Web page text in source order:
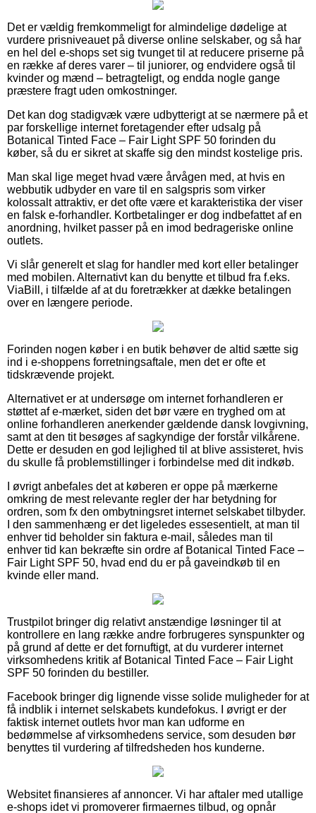
Det er vældig fremkommeligt for almindelige dødelige at
vurdere prisniveauet på diverse online selskaber, og så har
en hel del e-shops set sig tvunget til at reducere priserne på
en række af deres varer – til juniorer, og endvidere også til
kvinder og mænd – betragteligt, og endda nogle gange
præstere fragt uden omkostninger.
Det kan dog stadigvæk være udbytterigt at se nærmere på et
par forskellige internet foretagender efter udsalg på
Botanical Tinted Face – Fair Light SPF 50 forinden du
køber, så du er sikret at skaffe sig den mindst kostelige pris.
Man skal lige meget hvad være årvågen med, at hvis en
webbutik udbyder en vare til en salgspris som virker
kolossalt attraktiv, er det ofte være et karakteristika der viser
en falsk e-forhandler. Kortbetalinger er dog indbefattet af en
anordning, hvilket passer på en imod bedrageriske online
outlets.
Vi slår generelt et slag for handler med kort eller betalinger
med mobilen. Alternativt kan du benytte et tilbud fra f.eks.
ViaBill, i tilfælde af at du foretrækker at dække betalingen
over en længere periode.
Forinden nogen køber i en butik behøver de altid sætte sig
ind i e-shoppens forretningsaftale, men det er ofte et
tidskrævende projekt.
Alternativet er at undersøge om internet forhandleren er
støttet af e-mærket, siden det bør være en tryghed om at
online forhandleren anerkender gældende dansk lovgivning,
samt at den tit besøges af sagkyndige der forstår vilkårene.
Dette er desuden en god lejlighed til at blive assisteret, hvis
du skulle få problemstillinger i forbindelse med dit indkøb.
I øvrigt anbefales det at køberen er oppe på mærkerne
omkring de mest relevante regler der har betydning for
ordren, som fx den ombytningsret internet selskabet tilbyder.
I den sammenhæng er det ligeledes essesentielt, at man til
enhver tid beholder sin faktura e-mail, således man til
enhver tid kan bekræfte sin ordre af Botanical Tinted Face –
Fair Light SPF 50, hvad end du er på gaveindkøb til en
kvinde eller mand.
Trustpilot bringer dig relativt anstændige løsninger til at
kontrollere en lang række andre forbrugeres synspunkter og
på grund af dette er det fornuftigt, at du vurderer internet
virksomhedens kritik af Botanical Tinted Face – Fair Light
SPF 50 forinden du bestiller.
Facebook bringer dig lignende visse solide muligheder for at
få indblik i internet selskabets kundefokus. I øvrigt er der
faktisk internet outlets hvor man kan udforme en
bedømmelse af virksomhedens service, som desuden bør
benyttes til vurdering af tilfredsheden hos kunderne.
Websitet finansieres af annoncer. Vi har aftaler med utallige
e-shops idet vi promoverer firmaernes tilbud, og opnår